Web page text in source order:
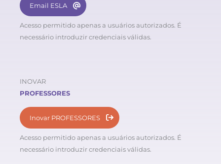
Email ESLA
Acesso permitido apenas a usuários autorizados. É
necessário introduzir credenciais válidas.
INOVAR
PROFESSORES
Inovar PROFESSORES
Acesso permitido apenas a usuários autorizados. É
necessário introduzir credenciais válidas.